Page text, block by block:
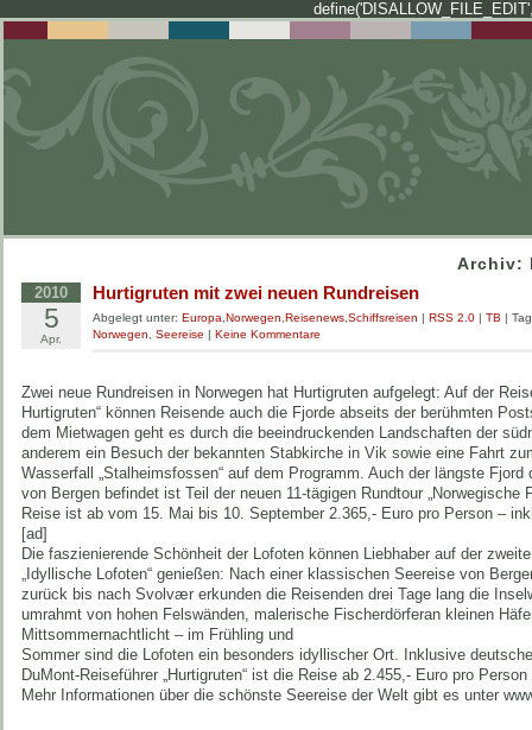
Archiv:
2010
5
Apr.
Hurtigruten mit zwei neuen Rundreisen
Abgelegt unter: Europa Norwegen Reisenews Schiffsreisen | RSS 2.0 | TB |
Norwegen
Seereise | Keine Kommentare
Zwei neue Rundreisen in Norwegen hat Hurtigruten aufgelegt: Auf der
Hurtigruten“ können Reisende auch die Fjorde abseits der berühmten
dem Mietwagen geht es durch die beeindruckenden Landschaften der
anderem ein Besuch der bekannten Stabkirche in Vik sowie eine Fahrt
Wasserfall „Stalheimsfossen“ auf dem Programm. Auch der längste
von Bergen befindet ist Teil der neuen 11-tägigen Rundtour „Norwegische
Reise ist ab vom 15. Mai bis 10. September 2.365,- Euro pro Person –
[ad]
Die faszienierende Schönheit der Lofoten können Liebhaber auf der
„Idyllische Lofoten“ genießen: Nach einer klassischen Seereise von
zurück bis nach Svolvær erkunden die Reisenden drei Tage lang die
umrahmt von hohen Felswänden, malerische Fischerdörferan kleinen
Mittsommernachtlicht – im Frühling und
Sommer sind die Lofoten ein besonders idyllischer Ort. Inklusive
DuMont-Reiseführer „Hurtigruten“ ist die Reise ab 2.455,- Euro pro Person
Mehr Informationen über die schönste Seereise der Welt gibt es unter